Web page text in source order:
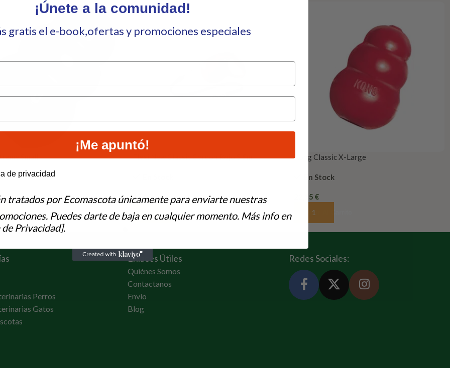
Small
Carrito
Flexi New Classic Cordon Rojo S 5m
17,80€
Añadir Al Carrito
Kong Classic X-Large
En Stock
22,15 €
Añadir Al Carrito
Perros
Gatos
Enlaces Útiles
Quiénes Somos
Contactanos
Envío
Blog
Redes Sociales:
¡Únete a la comunidad!
gratis el e-book,ofertas y promociones especiales
¡Me apuntó!
to hear from us?
de privacidad
tratados por Ecomascota únicamente para enviarte nuestras
Puedes darte de baja en cualquier momento. Más info en
Privacidad].